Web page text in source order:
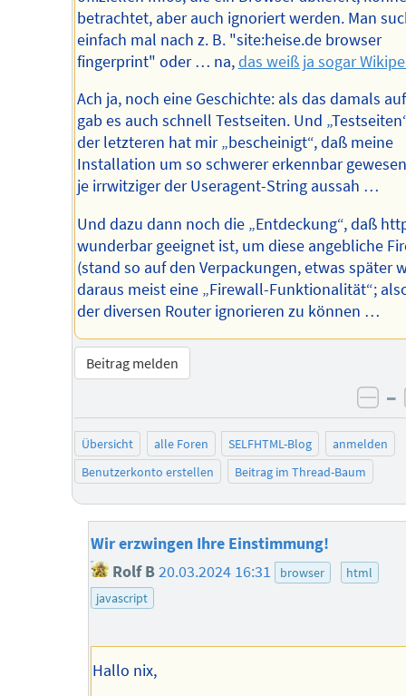
betrachtet, aber auch ignoriert werden. Man
einfach mal nach z. B. "site:heise.de browser
fingerprint" oder … na,das weiß ja sogar
Ach ja, noch eine Geschichte: als das damals
gab es auch schnell Testseiten. Und
der letzteren hat mir „bescheinigt“, daß meine
Installation um so schwerer erkennbar
je irrwitziger der Useragent-String aussah …
Und dazu dann noch die „Entdeckung“, daß
wunderbar geeignet ist, um diese angebliche
(stand so auf den Verpackungen, etwas später
daraus meist eine „Firewall-Funktionalität“;
der diversen Router ignorieren zu können …
Beitrag melden
–
Übersicht alle Foren SELFHTML-Blog
anmelden
Benutzerkonto erstellen
Beitrag im Thread-Baum
Wir erzwingen Ihre Einstimmung!
Rolf B 20.03.2024 16:31 browser
html
javascript
Hallo nix,